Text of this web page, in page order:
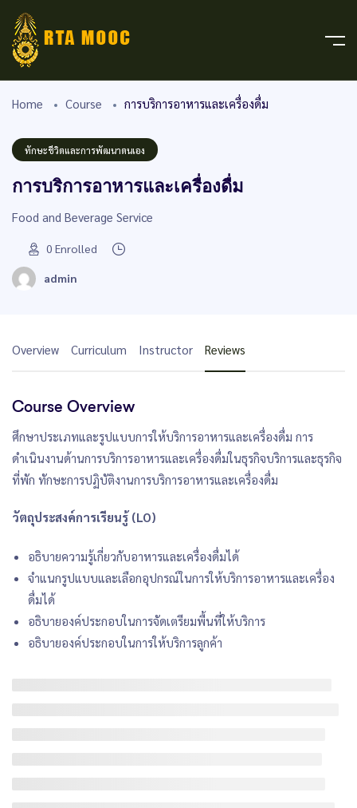
Home Course การบริการอาหารและเครื่องดื่ม
ทักษะชีวิตและการพัฒนาตนเอง
การบริการอาหารและเครื่องดื่ม
Food and Beverage Service
0 Enrolled
admin
Overview Curriculum Instructor Reviews
Course Overview
ศึกษาประเภทและรูปแบบการให้บริการอาหารและเครื่องดื่ม การ
ดำเนินงานด้านการบริการอาหารและเครื่องดื่มในธุรกิจบริการและธุรกิจ
ที่พัก ทักษะการปฏิบัติงานการบริการอาหารและเครื่องดื่ม
วัตถุประสงค์การเรียนรู้ (LO)
อธิบายความรู้เกี่ยวกับอาหารและเครื่องดื่มได้
จำแนกรูปแบบและเลือกอุปกรณ์ในการให้บริการอาหารและเครื่อง
ดื่มได้
อธิบายองค์ประกอบในการจัดเตรียมพื้นที่ให้บริการ
อธิบายองค์ประกอบในการให้บริการลูกค้า